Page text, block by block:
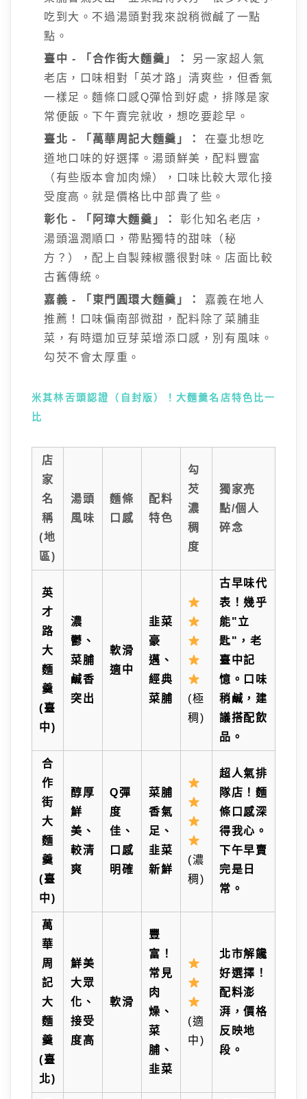
吃到大。不過湯頭對我來說稍微鹹了一點
點。
臺中 - 「合作街大麵羹」：
另一家超人氣
老店，口味相對「英才路」清爽些，但香氣
一樣足。麵條口感Q彈恰到好處，排隊是家
常便飯。下午賣完就收，想吃要趁早。
臺北 - 「萬華周記大麵羹」：
在臺北想吃
道地口味的好選擇。湯頭鮮美，配料豐富
（有些版本會加肉燥），口味比較大眾化接
受度高。就是價格比中部貴了些。
彰化 - 「阿璋大麵羹」：
彰化知名老店，
湯頭溫潤順口，帶點獨特的甜味（秘
方？），配上自製辣椒醬很對味。店面比較
古舊傳統。
嘉義 - 「東門圓環大麵羹」：
嘉義在地人
推薦！口味偏南部微甜，配料除了菜脯韭
菜，有時還加豆芽菜增添口感，別有風味。
勾芡不會太厚重。
米其林舌頭認證（自封版）！大麵羹名店特色比一
比
店
家
名
稱
(地
區)
湯頭
風味
麵條
口感
配料
特色
勾
芡
濃
稠
度
獨家亮
點/個人
碎念
英
才
路
大
麵
羹
(臺
中)
濃
鬱、
菜脯
鹹香
突出
軟滑
適中
韭菜
豪
邁、
經典
菜脯
(極
稠)
古早味代
表！幾乎
能"立
匙"，老
臺中記
憶。口味
稍鹹，建
議搭配飲
品。
合
作
街
大
麵
羹
(臺
中)
醇厚
鮮
美、
較清
爽
Q彈
度
佳、
口感
明確
菜脯
香氣
足、
韭菜
新鮮
(濃
稠)
超人氣排
隊店！麵
條口感深
得我心。
下午早賣
完是日
常。
萬
華
周
記
大
麵
羹
(臺
北)
鮮美
大眾
化、
接受
度高
軟滑
豐
富！
常見
肉
燥、
菜
脯、
韭菜
(適
中)
北市解饞
好選擇！
配料澎
湃，價格
反映地
段。